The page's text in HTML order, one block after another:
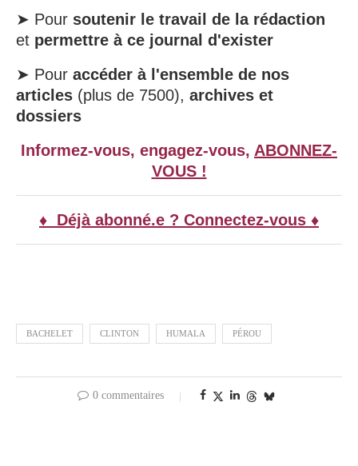
➤ Pour soutenir le travail de la rédaction
et permettre à ce journal d'exister
➤ Pour accéder à l'ensemble de nos
articles (plus de 7500), archives et
dossiers
Informez-vous, engagez-vous, ABONNEZ-
VOUS !
♦ Déjà abonné.e ? Connectez-vous ♦
BACHELET CLINTON HUMALA PÉROU
0 commentaires